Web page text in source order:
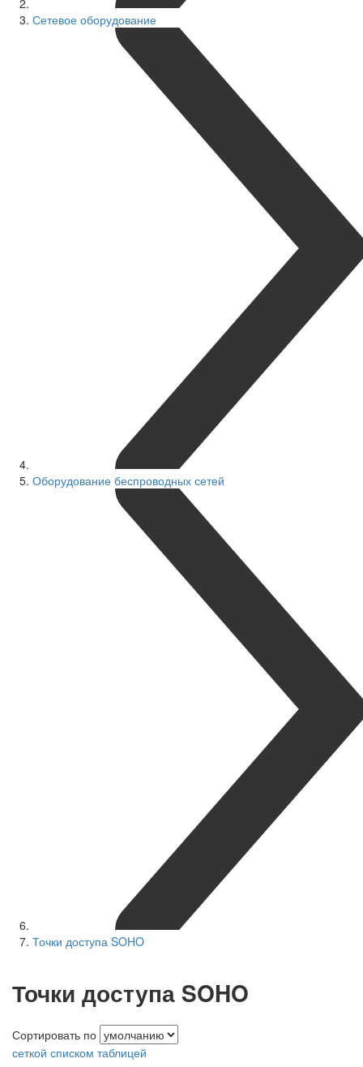
Сетевое оборудование
Оборудование беспроводных сетей
Точки доступа SOHO
Точки доступа SOHO
Сортировать по
сеткой списком таблицей